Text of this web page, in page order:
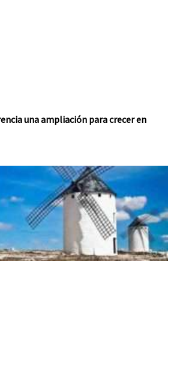
una ampliación para crecer en